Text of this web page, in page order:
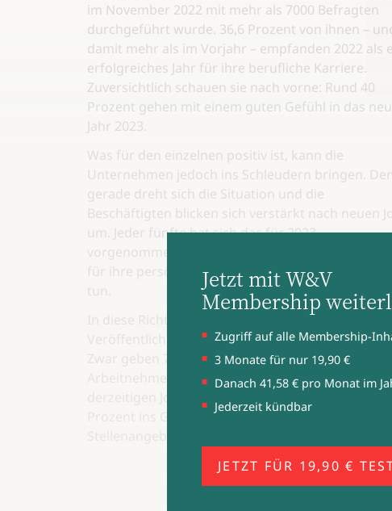
im November 2022 mit mehr als 7000 Befragten
durchgeführt wurde. 36,6 Prozent von ihnen –
damit mehr als im Vorjahr – empfanden 2022 als
erfolgreiches Jahr für ihre berufliche Karriere.
Zuversichtlich schauen sie nach vorne: Rund 40
Prozent gehen mit einem guten Gefühl in das
Jahr 2023.
Was für den einzelnen positiv ist, kann die
Unternehmen jedoch ins Schleudern bringen.
gerade dreht sich die Situation und die
Beschäftigten blicken sich verstärkt nach neuen
um. Jeder fünfte hat sich das für 2023
für ihre persönliche berufliche Weiterentwicklung
In diese Richtung zeigen auch die jüngsten
Veröffentlichungen der Employment-Plattform G-
Zwar geben 78 Prozent der deutschen
Arbeitnehmer:innen an, dass sie mit ihrem
Prozent ins Grübeln, wenn ein passendes
Jetzt mit W&V
Membership
Zugriff auf alle Membership-
3 Monate für nur 19,90 €
Danach 41,58 € pro Monat im
Jederzeit kündbar
JETZT FÜR 19,90 €